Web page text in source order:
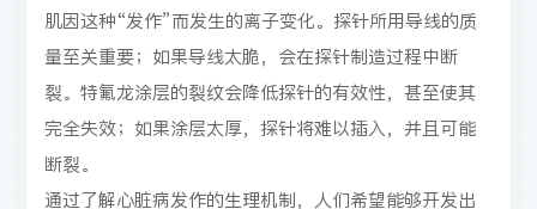
肌因这种“发作”而发生的离子变化。探针所用导线的质
量至关重要；如果导线太脆，会在探针制造过程中断
裂。特氟龙涂层的裂纹会降低探针的有效性，甚至使其
完全失效；如果涂层太厚，探针将难以插入，并且可能
断裂。
通过了解心脏病发作的生理机制，人们希望能够开发出